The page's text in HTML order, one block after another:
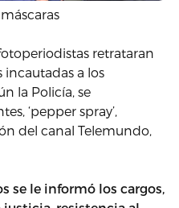
retrataran
incautadas a los
la Policía, se
‘pepper spray’,
del canal Telemundo,
se le informó los cargos,